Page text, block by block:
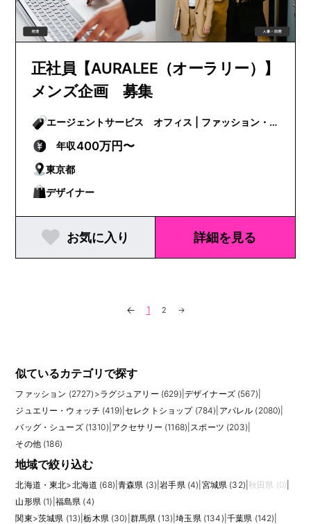
正社員【AURALEE（オーラリー）】
メンズ企画 募集
エージェントサービス オフィス | ファッション・
ビューティー
年収400万円〜
東京都
デザイナー
お気に入り 詳細を見る
← 1 2 →
地域で絞り込む
北海道・東北>北海道 (68) 青森県 (3) |岩手県 (4) 宮城県 (32) |秋田県 (0)
山形県 (1) 福島県 (4)
関東>茨城県 (13) |栃木県 (30) 群馬県 (13) |埼玉県 (134) 千葉県 (142)
似ているカテゴリで探す
ファッション (2727) >ラグジュアリー (629) デザイナーズ (567)
ジュエリー・ウォッチ (419) |セレクトショップ (784) アパレル (2080)
バッグ・シューズ (1310) アクセサリー (1168) スポーツ (203)
その他 (186)